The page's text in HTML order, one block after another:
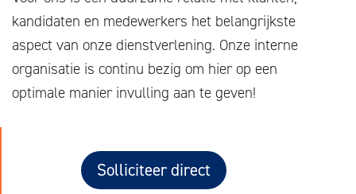
kandidaten en medewerkers het belangrijkste
aspect van onze dienstverlening. Onze interne
organisatie is continu bezig om hier op een
optimale manier invulling aan te geven!
Solliciteer direct